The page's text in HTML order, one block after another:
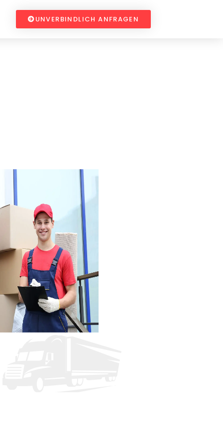
UNVERBINDLICH ANFRAGEN